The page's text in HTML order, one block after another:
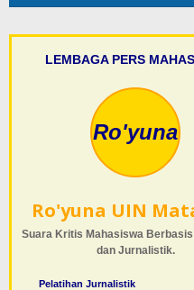
LEMBAGA PERS
Ro'yuna
Ro'yuna UIN
Suara Kritis Mahasiswa
dan Jurnalistik.
Pelatihan Jurnalistik